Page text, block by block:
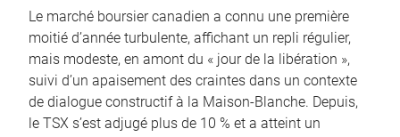
Le marché boursier canadien a connu une première
moitié d’année turbulente, affichant un repli régulier,
mais modeste, en amont du « jour de la libération »,
suivi d’un apaisement des craintes dans un contexte
de dialogue constructif à la Maison-Blanche. Depuis,
le TSX s’est adjugé plus de 10 % et a atteint un